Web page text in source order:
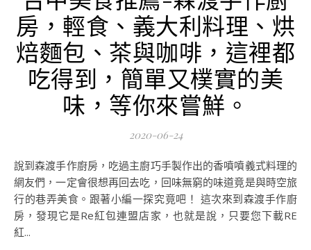
房，輕食、義大利料理、烘
焙麵包、茶與咖啡，這裡都
吃得到，簡單又樸實的美
味，等你來嘗鮮。
2020-06-24
說到森渡手作廚房，吃過主廚巧手製作出的香噴噴義式料理的
網友們，一定會很想再回去吃，回味無窮的味道竟是與時空旅
行的巷弄美食。跟著小編一探究竟吧！ 這次來到森渡手作廚
房，發現它是Re紅包連盟店家，也就是說，只要您下載RE
紅...